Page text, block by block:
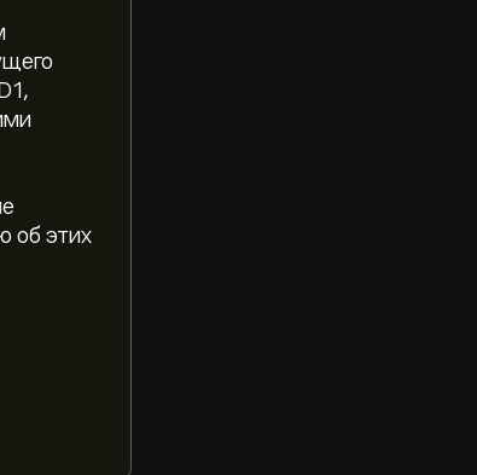
об этих